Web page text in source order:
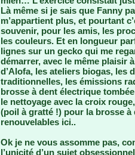
Là même si je sais que Fanny
m’appartient plus, et pourtant
souvenir, pour les amis, les
les couleurs. Et en longueur
lignes sur un gecko qui me
démarrer, avec le même plaisir
d’Alofa, les ateliers biogas, les
traditionnelles, les émissions
brosse à dent électrique
le nettoyage avec la croix
(poil à gratté !) pour la brosse
renouvelables ici..
Ok je ne vous assomme pas,
l’unicité d’un sujet